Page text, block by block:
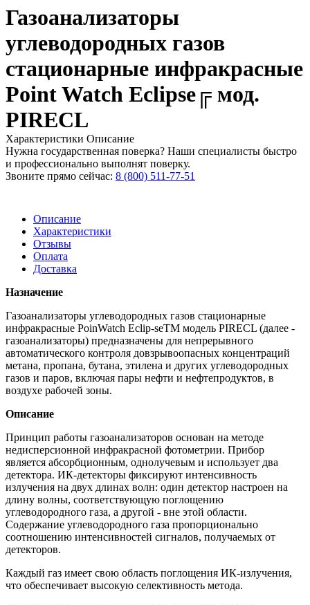
Газоанализаторы
углеводородных газов
стационарные инфракрасные
Point Watch Eclipse╔ мод.
PIRECL
Характеристики Описание
Нужна государственная поверка? Наши специалисты быстро
и профессионально выполнят поверку.
Звоните прямо сейчас: 8 (800) 511-77-51
Описание
Характеристики
Отзывы
Оплата
Доставка
Назначение
Газоанализаторы углеводородных газов стационарные
инфракрасные PoinWatch Eclip-seTM модель PIRECL (далее -
газоанализаторы) предназначены для непрерывного
автоматического контроля довзрывоопасных концентраций
метана, пропана, бутана, этилена и других углеводородных
газов и паров, включая пары нефти и нефтепродуктов, в
воздухе рабочей зоны.
Описание
Принцип работы газоанализаторов основан на методе
недисперсионной инфракрасной фотометрии. Прибор
является абсорбционным, однолучевым и использует два
детектора. ИК-детекторы фиксируют интенсивность
излучения на двух длинах волн: один детектор настроен на
длину волны, соответствующую поглощению
углеводородного газа, а другой - вне этой области.
Содержание углеводородного газа пропорционально
соотношению интенсивностей сигналов, получаемых от
детекторов.
Каждый газ имеет свою область поглощения ИК-излучения,
что обеспечивает высокую селективность метода.